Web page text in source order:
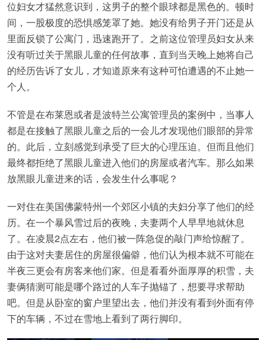
位妇女才猛然意识到，这男子的整个眼球都是黑色的。顿时
间，一股极度的恐惧感笼罩了她。她没有给男子开门还是从
里面反锁了公寓门，迅速跑开了。之前这位管理员妇女从来
没有听过关于黑眼儿童的任何故事，直到当天晚上她将自己
的经历告诉了女儿，才知道原来有这种可怕遭遇的不止她一
个人。
不管是在布莱恩或者是波特兰公寓管理员的案例中，当事人
都是在接触了黑眼儿童之后的一会儿才发现他们眼部的异常
的。此后，立刻感觉到承受了巨大的心理压迫。但而且他们
最终都拒绝了黑眼儿童进入他们的房屋或者汽车。那么如果
放黑眼儿童进来的话，会发生什么事呢？
一对住在美国佛蒙特州一个郊区小镇的夫妇分享了他们的经
历。在一个暴风雪过后的夜晚，夫妻两个人早早地就休息
了。在凌晨2点左右，他们被一阵急促的敲门声给惊醒了。
由于这对夫妻居住的房屋很偏僻，他们认为根本就不可能在
半夜三更会有房客来他们家。但是看看外面厚厚的积雪，夫
妻俩猜测可能是哪个路过的人车子抛锚了，想要寻求帮助
吧。但是从卧室的窗户里望出去，他们并没有看到外面有停
下的车辆，不过在雪地上看到了两行脚印。